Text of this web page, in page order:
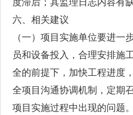
度滞后；其监理日志内容有
六、相关建议
（一）项目实施单位要进一
员和设备投入，合理安排施
全的前提下，加快工程进度
全项目沟通协调机制，定期
项目实施过程中出现的问题